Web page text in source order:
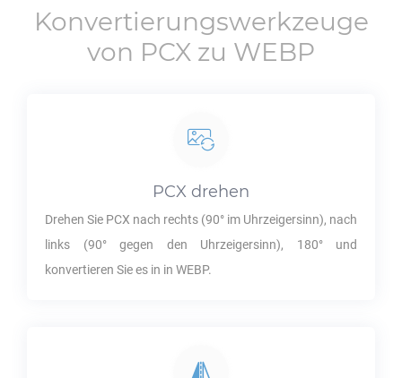
Konvertierungswerkzeuge
von PCX zu WEBP
PCX drehen
Drehen Sie PCX nach rechts (90° im Uhrzeigersinn), nach
links (90° gegen den Uhrzeigersinn), 180° und
konvertieren Sie es in in WEBP.